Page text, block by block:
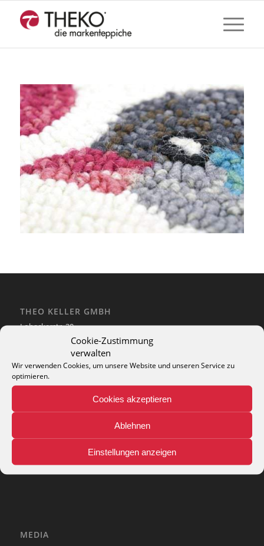
Cookie-Zustimmung
verwalten
Wir verwenden Cookies, um unsere Website und unseren Service zu
optimieren.
Cookies akzeptieren
Ablehnen
Einstellungen anzeigen
THEO KELLER GMBH
Lohackerstr. 30
44867 Bochum
phone: + 49 (2327) 3083 - 20
e-mail:info@theko-collection.com
Teppich-Lexikon
MEDIA